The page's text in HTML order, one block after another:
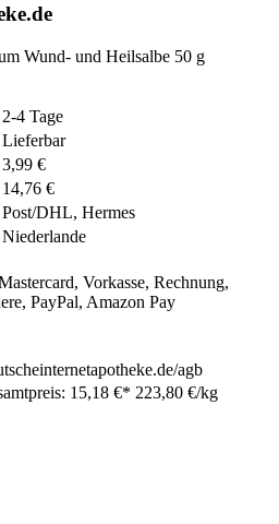
Wund- und Heilsalbe 50 g
2-4 Tage
Lieferbar
3,99 €
14,76 €
Post/DHL, Hermes
Niederlande
Vorkasse, Rechnung,
PayPal, Amazon Pay
agb
15,18 €* 223,80 €/kg